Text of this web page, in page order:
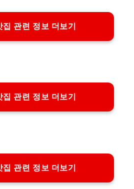
집 관련 정보 더보기
집 관련 정보 더보기
집 관련 정보 더보기